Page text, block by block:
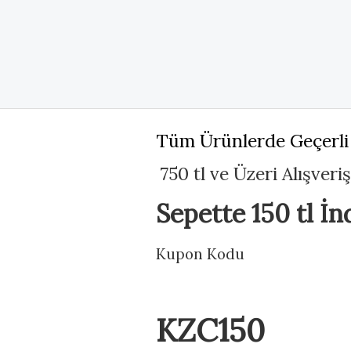
Tüm Ürünlerde Geçerli
750 tl ve Üzeri
Sepette 150 tl
Kupon Kodu
KZC150